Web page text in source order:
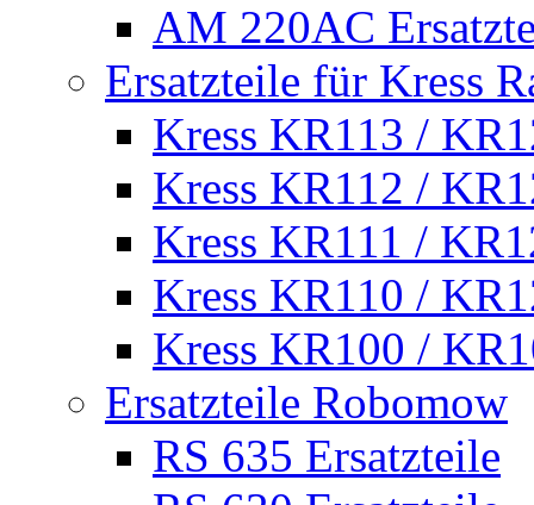
AM 220AC
Ersatzteile für Kress
Kress KR113 /
Kress KR112 /
Kress KR111 /
Kress KR110 /
Kress KR100 /
Ersatzteile Robomow
RS 635 Ersatzteile